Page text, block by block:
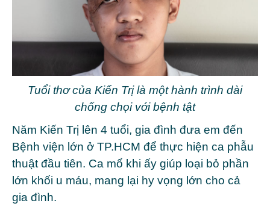
Tuổi thơ của Kiến Trị là một hành trình dài
chống chọi với bệnh tật
Năm Kiến Trị lên 4 tuổi, gia đình đưa em đến
Bệnh viện lớn ở TP.HCM để thực hiện ca phẫu
thuật đầu tiên. Ca mổ khi ấy giúp loại bỏ phần
lớn khối u máu, mang lại hy vọng lớn cho cả
gia đình.